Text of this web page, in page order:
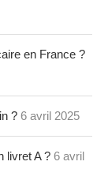
en France ?
? 6 avril 2025
livret A ? 6 avril